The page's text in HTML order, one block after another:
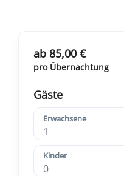
ab 85,00 €
pro Übernachtung
Gäste
Erwachsene
1
Kinder
0